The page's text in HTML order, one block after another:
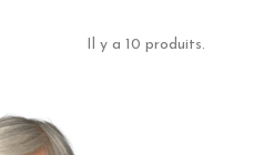
Il y a 10 produits.